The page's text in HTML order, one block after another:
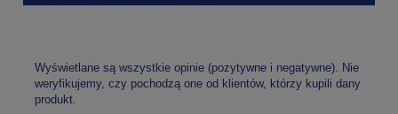
Wyświetlane są wszystkie opinie (pozytywne i negatywne). Nie
weryfikujemy, czy pochodzą one od klientów, którzy kupili dany
produkt.